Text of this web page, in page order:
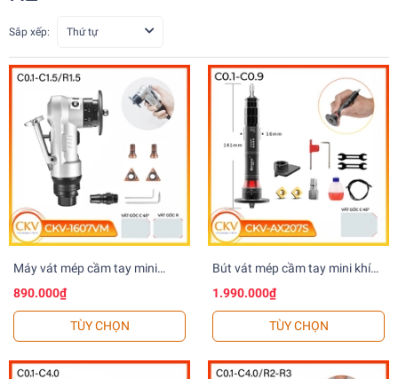
Sắp xếp: Thứ tự
Máy vát mép cầm tay mini
C0.1-C1.5 CKV-1607VM
890.000₫
TÙY CHỌN
Bút vát mép cầm tay mini khí
nén CKV-AX207S/CKV-
1.990.000₫
TÙY CHỌN